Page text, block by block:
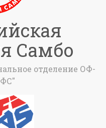
Самбо
отделение ОФ-